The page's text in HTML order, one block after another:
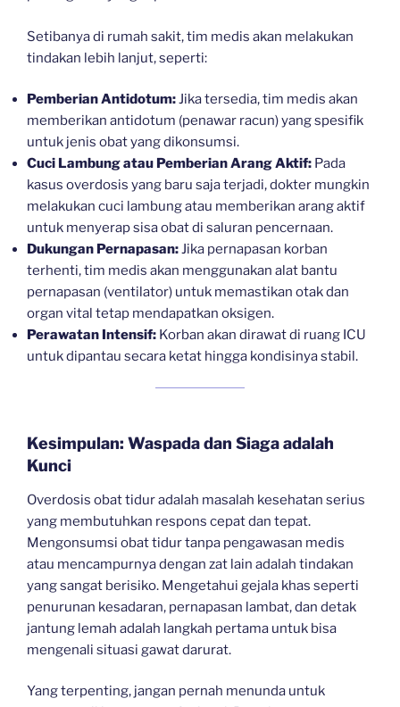
Setibanya di rumah sakit, tim medis akan melakukan
tindakan lebih lanjut, seperti:
Pemberian Antidotum:Jika tersedia, tim medis akan
memberikan antidotum (penawar racun) yang spesifik
untuk jenis obat yang dikonsumsi.
Cuci Lambung atau Pemberian Arang Aktif: Pada
kasus overdosis yang baru saja terjadi, dokter mungkin
melakukan cuci lambung atau memberikan arang aktif
untuk menyerap sisa obat di saluran pencernaan.
Dukungan Pernapasan:Jika pernapasan korban
terhenti, tim medis akan menggunakan alat bantu
pernapasan (ventilator) untuk memastikan otak dan
organ vital tetap mendapatkan oksigen.
Perawatan Intensif: Korban akan dirawat di ruang ICU
untuk dipantau secara ketat hingga kondisinya stabil.
Kesimpulan: Waspada dan Siaga adalah
Kunci
Overdosis obat tidur adalah masalah kesehatan serius
yang membutuhkan respons cepat dan tepat.
Mengonsumsi obat tidur tanpa pengawasan medis
atau mencampurnya dengan zat lain adalah tindakan
yang sangat berisiko. Mengetahui gejala khas seperti
penurunan kesadaran, pernapasan lambat, dan detak
jantung lemah adalah langkah pertama untuk bisa
mengenali situasi gawat darurat.
Yang terpenting, jangan pernah menunda untuk